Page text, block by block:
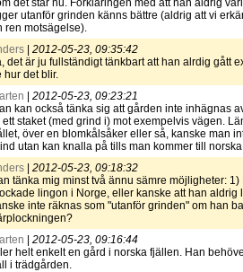
det står nu. Förklaringen med att han aldrig
utanför grinden känns bättre (aldrig att vi
ren motsägelse).
2012-05-23, 09:35:42
det är ju fullständigt tänkbart att han alrdig gått
hur det blir.
2012-05-23, 09:23:21
kan också tänka sig att gården inte inhägnas
ett staket (med grind i) mot exempelvis vägen.
över en blomkålsåker eller så, kanske man
utan kan knalla på tills man kommer till
2012-05-23, 09:18:32
tänka mig minst två ännu sämre möjligheter:
lingon i Norge, eller kanske att han aldrig
inte räknas som "utanför grinden" om han
2012-05-23, 09:16:44
helt enkelt en gård i norska fjällen. Han
i trädgården.